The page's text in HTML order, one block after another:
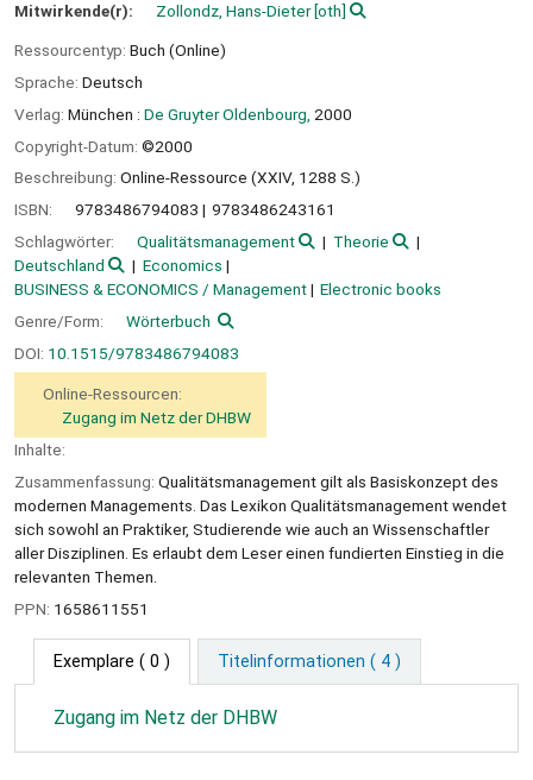
Mitwirkende(r): Zollondz, Hans-Dieter[oth]
Ressourcentyp: Buch (Online)
Sprache: Deutsch
Verlag: München : De Gruyter Oldenbourg, 2000
Copyright-Datum: ©2000
Beschreibung: Online-Ressource (XXIV, 1288 S.)
ISBN:
9783486794083
9783486243161
Schlagwörter:
Qualitätsmanagement
Theorie
Deutschland
Economics
BUSINESS & ECONOMICS / Management
Electronic books
Genre/Form:
Wörterbuch
DOI: 10.1515/9783486794083
Online-Ressourcen:
Zugang im Netz der DHBW
Inhalte:
Zusammenfassung: Qualitätsmanagement gilt als Basiskonzept des
modernen Managements. Das Lexikon Qualitätsmanagement wendet
sich sowohl an Praktiker, Studierende wie auch an Wissenschaftler
aller Disziplinen. Es erlaubt dem Leser einen fundierten Einstieg in die
relevanten Themen.
PPN: 1658611551
Exemplare ( 0 ) Titelinformationen ( 4 )
Zugang im Netz der DHBW